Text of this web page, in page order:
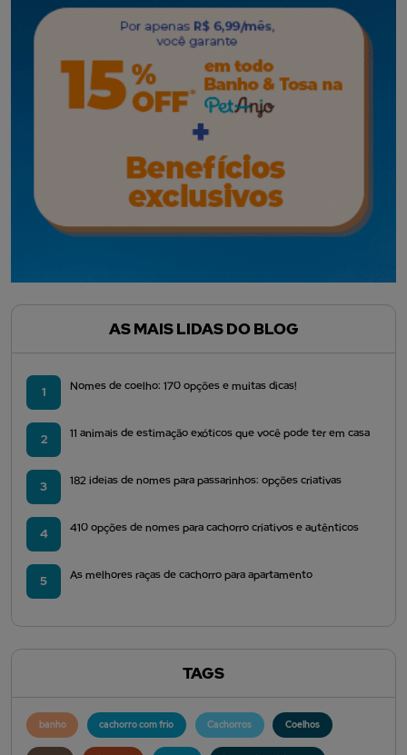
AS MAIS LIDAS DO BLOG
1 Nomes de coelho: 170 opções e muitas dicas!
2 11 animais de estimação exóticos que você pode ter em casa
3 182 ideias de nomes para passarinhos: opções criativas
4 410 opções de nomes para cachorro criativos e autênticos
5 As melhores raças de cachorro para apartamento
TAGS
banho cachorro com frio Cachorros Coelhos